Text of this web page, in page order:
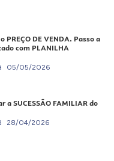
PREÇO DE VENDA. Passo a
com PLANILHA
05/05/2026
a SUCESSÃO FAMILIAR do
28/04/2026